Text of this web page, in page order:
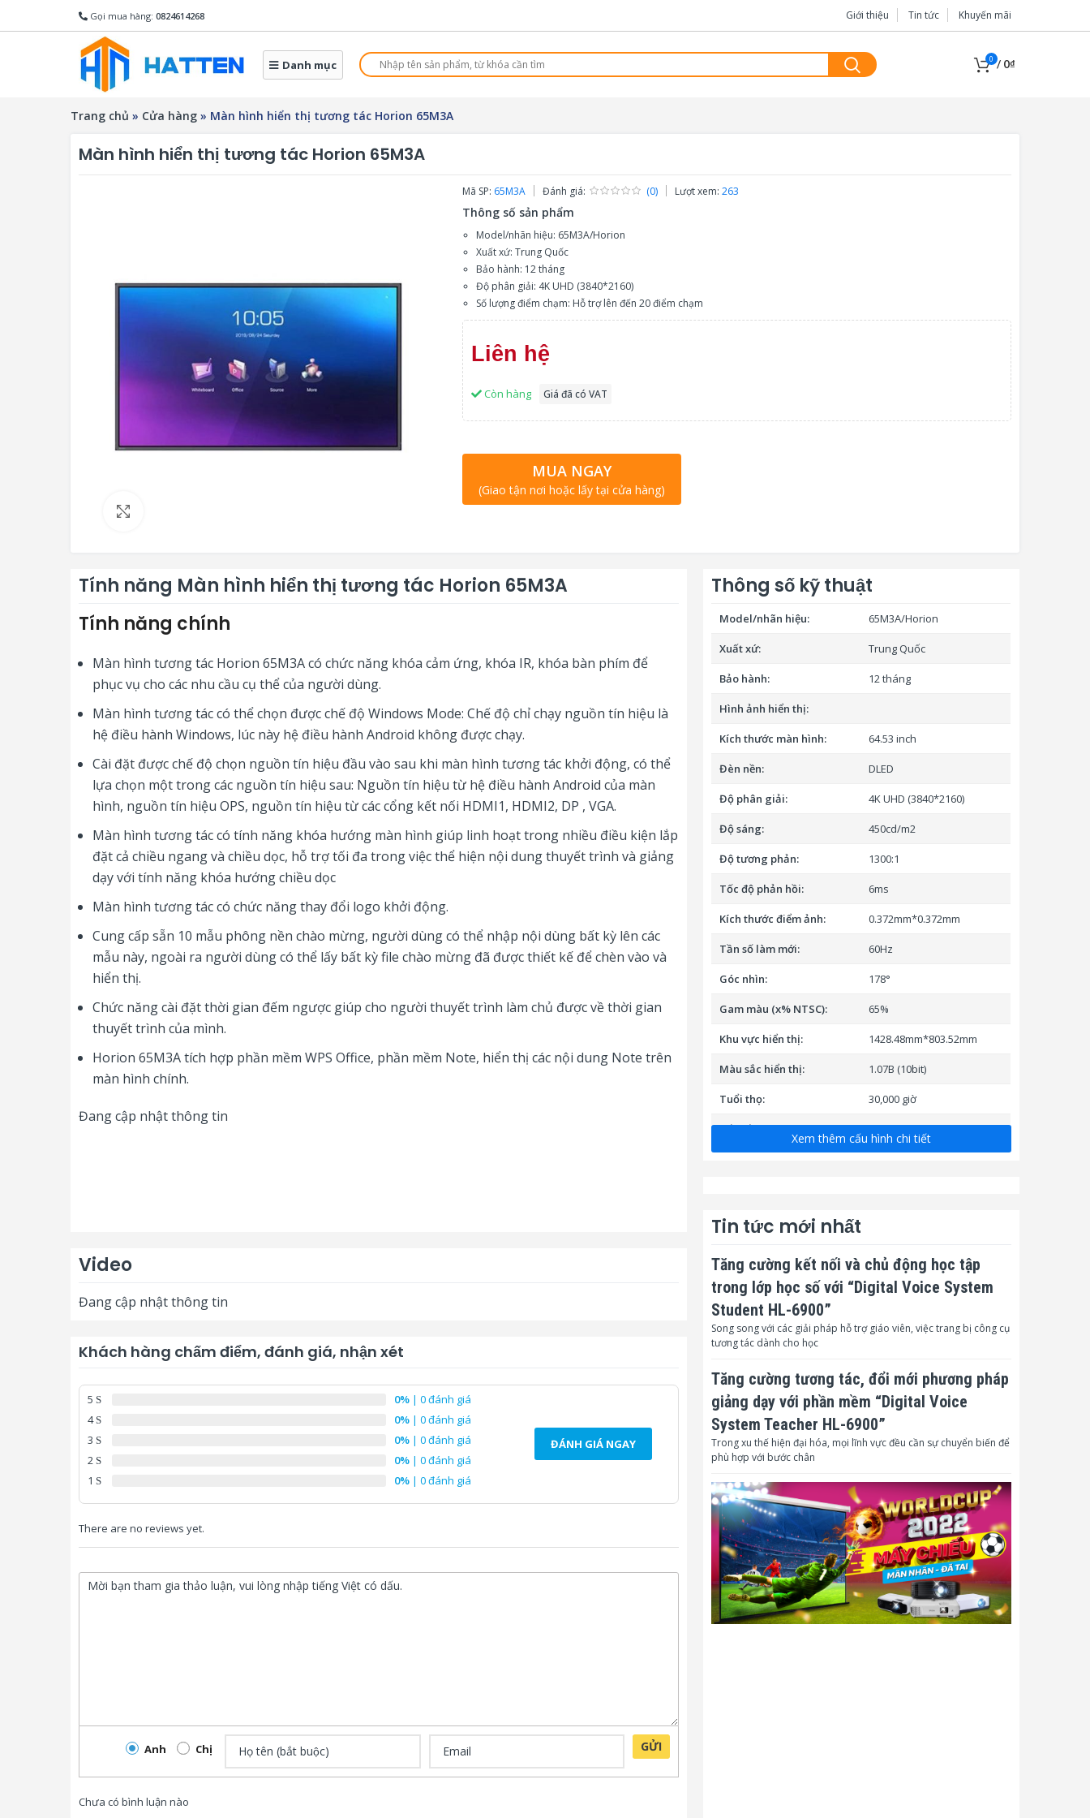
Gọi mua hàng: 0824614268 Giới thiệu Tin tức Khuyến mãi
Danh mục 0 / 0₫
Trang chủ » Cửa hàng » Màn hình hiển thị tương tác Horion 65M3A
Màn hình hiển thị tương tác Horion 65M3A
Mã SP: 65M3A Đánh giá: (0) Lượt xem: 263
Thông số sản phẩm
Model/nhãn hiệu: 65M3A/Horion
Xuất xứ: Trung Quốc
Bảo hành: 12 tháng
Độ phân giải: 4K UHD (3840*2160)
Số lượng điểm chạm: Hỗ trợ lên đến 20 điểm chạm
Liên hệ
Còn hàng Giá đã có VAT
MUA NGAY
(Giao tận nơi hoặc lấy tại cửa hàng)
Tính năng Màn hình hiển thị tương tác Horion 65M3A
Tính năng chính
Màn hình tương tác Horion 65M3A có chức năng khóa cảm ứng, khóa IR, khóa bàn phím để
phục vụ cho các nhu cầu cụ thể của người dùng.
Màn hình tương tác có thể chọn được chế độ Windows Mode: Chế độ chỉ chạy nguồn tín hiệu là
hệ điều hành Windows, lúc này hệ điều hành Android không được chạy.
Cài đặt được chế độ chọn nguồn tín hiệu đầu vào sau khi màn hình tương tác khởi động, có thể
lựa chọn một trong các nguồn tín hiệu sau: Nguồn tín hiệu từ hệ điều hành Android của màn
hình, nguồn tín hiệu OPS, nguồn tín hiệu từ các cổng kết nối HDMI1, HDMI2, DP , VGA.
Màn hình tương tác có tính năng khóa hướng màn hình giúp linh hoạt trong nhiều điều kiện lắp
đặt cả chiều ngang và chiều dọc, hỗ trợ tối đa trong việc thể hiện nội dung thuyết trình và giảng
dạy với tính năng khóa hướng chiều dọc
Màn hình tương tác có chức năng thay đổi logo khởi động.
Cung cấp sẵn 10 mẫu phông nền chào mừng, người dùng có thể nhập nội dùng bất kỳ lên các
mẫu này, ngoài ra người dùng có thể lấy bất kỳ file chào mừng đã được thiết kế để chèn vào và
hiển thị.
Chức năng cài đặt thời gian đếm ngược giúp cho người thuyết trình làm chủ được về thời gian
thuyết trình của mình.
Horion 65M3A tích hợp phần mềm WPS Office, phần mềm Note, hiển thị các nội dung Note trên
màn hình chính.
Đang cập nhật thông tin
Video
Đang cập nhật thông tin
Khách hàng chấm điểm, đánh giá, nhận xét
5 0% | 0 đánh giá
4
0% | 0 đánh giá
3
0% | 0 đánh giá
2
0% | 0 đánh giá
1
0% | 0 đánh giá
ĐÁNH GIÁ NGAY
There are no reviews yet.
Anh Chị GỬI
Chưa có bình luận nào
Thông số kỹ thuật
Model/nhãn hiệu: 65M3A/Horion
Xuất xứ: Trung Quốc
Bảo hành: 12 tháng
Hình ảnh hiển thị:
Kích thước màn hình: 64.53 inch
Đèn nền: DLED
Độ phân giải: 4K UHD (3840*2160)
Độ sáng: 450cd/m2
Độ tương phản: 1300:1
Tốc độ phản hồi: 6ms
Kích thước điểm ảnh: 0.372mm*0.372mm
Tần số làm mới: 60Hz
Góc nhìn: 178°
Gam màu (x% NTSC): 65%
Khu vực hiển thị: 1428.48mm*803.52mm
Màu sắc hiển thị: 1.07B (10bit)
Tuổi thọ: 30,000 giờ
Kết nối:
Hotspot (Phát sóng wifi):
Cổng kết nối:
VGA vào x 1; Khe cắm OPS
x1; Lan (RJ45) x2; USB
(Android) x2; USB (Public)
vào x1; HDMI ra x1; S/PDIF
ra x1; Audio ra x1; RS232 x1
Công nghệ cảm ứng: Hồng ngoại (IR)
Bề mặt tương tác được
bảo vệ:
Kính cường lực chống lóa
AG 4mm, độ cứng 7H
Số lượng điểm chạm:
Hỗ trợ lên đến 20 điểm
chạm
Khung cảm ứng hồng ngoại
có độ chính xác cao, độ
phân giải khung cảm ứng
32768 x32768
Độ chính xác cảm ứng:
Hơn 90% diện tích cảm ứng
Xem thêm cấu hình chi tiết
Tin tức mới nhất
Tăng cường kết nối và chủ động học tập
trong lớp học số với “Digital Voice System
Student HL-6900”
Song song với các giải pháp hỗ trợ giáo viên, việc trang bị công cụ
tương tác dành cho học
Tăng cường tương tác, đổi mới phương pháp
giảng dạy với phần mềm “Digital Voice
System Teacher HL-6900”
Trong xu thế hiện đại hóa, mọi lĩnh vực đều cần sự chuyển biến để
phù hợp với bước chân